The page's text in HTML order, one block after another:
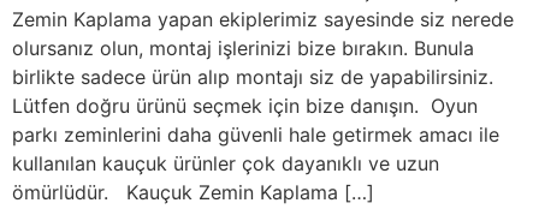
Zemin Kaplama yapan ekiplerimiz sayesinde siz nerede
olursanız olun, montaj işlerinizi bize bırakın. Bunula
birlikte sadece ürün alıp montajı siz de yapabilirsiniz.
Lütfen doğru ürünü seçmek için bize danışın. Oyun
parkı zeminlerini daha güvenli hale getirmek amacı ile
kullanılan kauçuk ürünler çok dayanıklı ve uzun
ömürlüdür. Kauçuk Zemin Kaplama […]